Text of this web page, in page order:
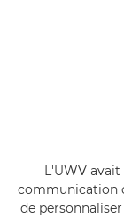
L'UWV
communication
de